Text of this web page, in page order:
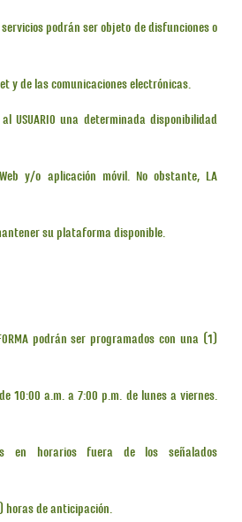
podrán ser objeto de disfunciones o
y de las comunicaciones electrónicas.
al USUARIO una determinada disponibilidad
y/o aplicación móvil. No obstante, LA
su plataforma disponible.
podrán ser programados con una (1)
10:00 a.m. a 7:00 p.m. de lunes a viernes.
en horarios fuera de los señalados
horas de anticipación.